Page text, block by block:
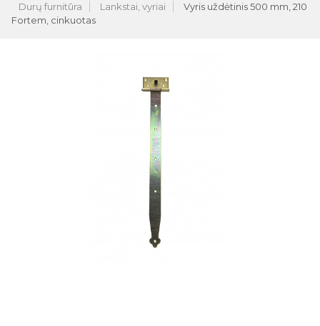
Durų furnitūra
Lankstai, vyriai
Vyris uždėtinis 500 mm, 210
Fortem, cinkuotas